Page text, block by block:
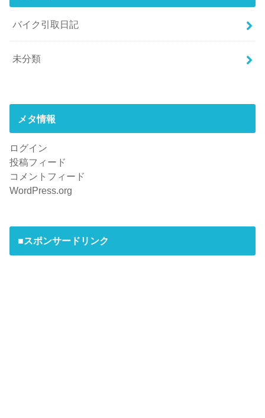
バイク引取日記
未分類
メタ情報
ログイン
投稿フィード
コメントフィード
WordPress.org
■スポンサードリンク